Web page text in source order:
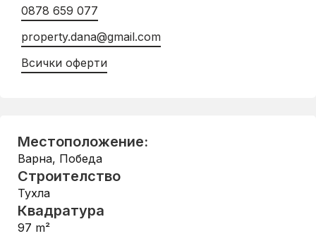
0878 659 077
property.dana@gmail.com
Всички оферти
Местоположение:
Варна, Победа
Строителство
Тухла
Квадратура
97 m²